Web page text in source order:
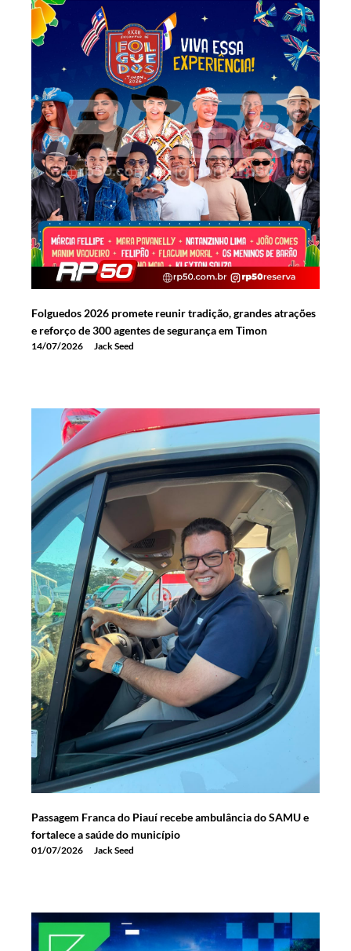
Folguedos 2026 promete reunir tradição, grandes atrações
e reforço de 300 agentes de segurança em Timon
14/07/2026 Jack Seed
Passagem Franca do Piauí recebe ambulância do SAMU e
fortalece a saúde do município
01/07/2026 Jack Seed